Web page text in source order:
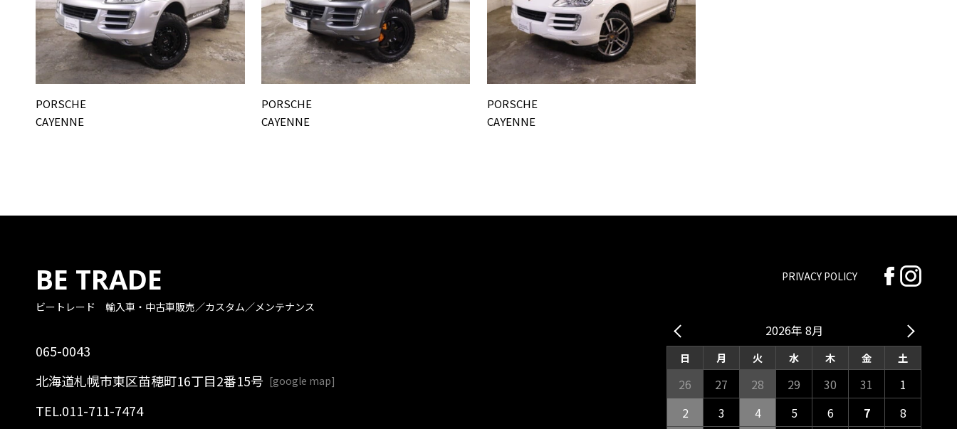
PORSCHE
CAYENNE
PORSCHE
CAYENNE
PORSCHE
CAYENNE
BE TRADE
ビートレード 輸入車・中古車販売／カスタム／メンテナンス
065-0043
北海道札幌市東区苗穂町16丁目2番15号 [google map]
TEL.011-711-7474
PRIVACY POLICY
2026年 8月
日 月 火 水 木 金 土
26 27 28 29 30 31
1
2
3 4 5 6 7 8